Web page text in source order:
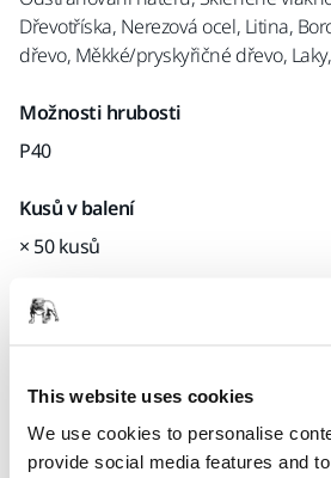
This website uses cookies
We use cookies to personalise
provide social media features and
Dřevotříska, Nerezová ocel, Litina,
dřevo, Měkké/pryskyřičné dřevo,
Možnosti hrubosti
P40
Kusů v balení
× 50 kusů
Kód Mirka
Informace o